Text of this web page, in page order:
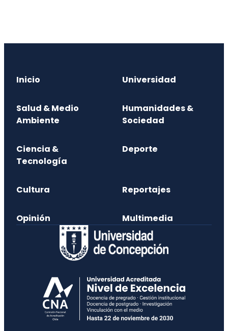
Inicio Universidad
Salud & Medio
Ambiente
Humanidades &
Sociedad
Ciencia &
Tecnología
Deporte
Cultura Reportajes
Opinión Multimedia